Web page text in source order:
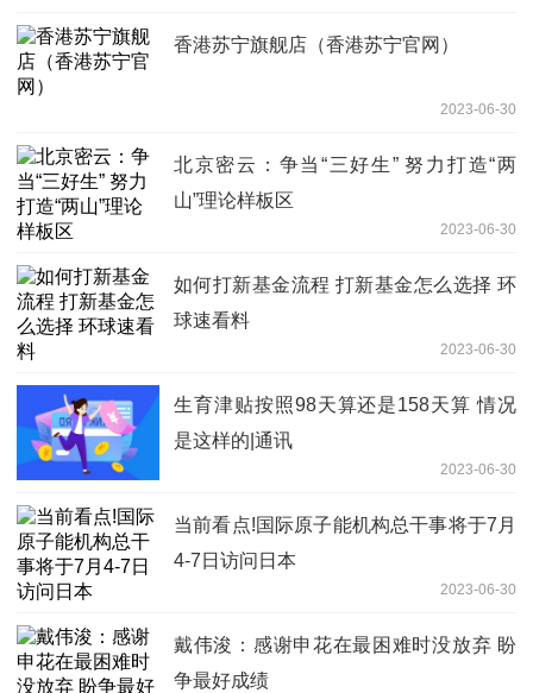
香港苏宁旗舰店（香港苏宁官网）
2023-06-30
北京密云：争当“三好生” 努力打造“两
山”理论样板区
2023-06-30
如何打新基金流程 打新基金怎么选择 环
球速看料
2023-06-30
生育津贴按照98天算还是158天算 情况
是这样的|通讯
2023-06-30
当前看点!国际原子能机构总干事将于7月
4-7日访问日本
2023-06-30
戴伟浚：感谢申花在最困难时没放弃 盼
争最好成绩